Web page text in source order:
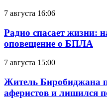
7 августа 16:06
Радио спасает жизни:
оповещение о БПЛА
7 августа 15:00
Житель Биробиджана
аферистов и лишился